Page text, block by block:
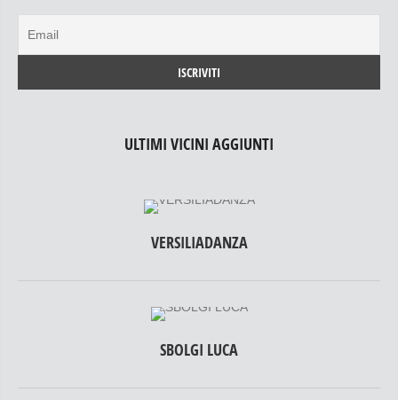
ULTIMI VICINI AGGIUNTI
VERSILIADANZA
SBOLGI LUCA